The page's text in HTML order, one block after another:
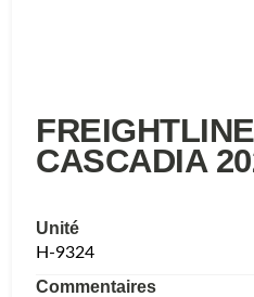
CASCADIA
Unité
H-9324
Commentaires